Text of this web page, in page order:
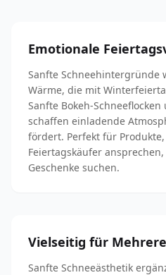
Emotionale
Sanfte Schneehintergründe
Wärme, die mit
Sanfte Bokeh-
schaffen einladende
fördert. Perfekt für
Feiertagskäufer
Geschenke suchen.
Vielseitig für
Sanfte Schneeästhetik